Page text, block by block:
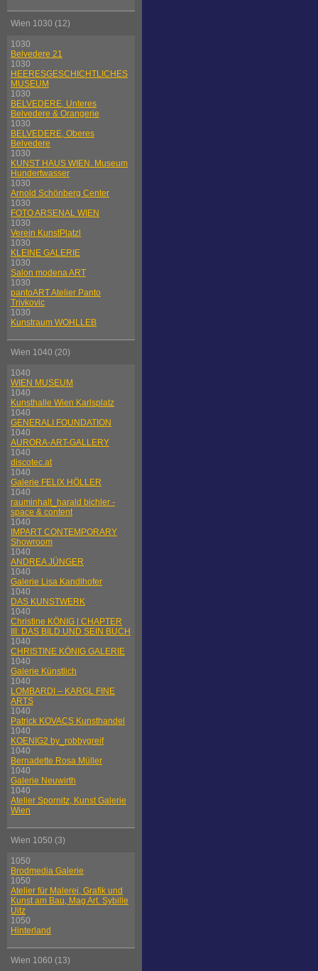
Wien 1030 (12)
1030
Belvedere 21
1030
HEERESGESCHICHTLICHES
MUSEUM
1030
BELVEDERE, Unteres
Belvedere & Orangerie
1030
BELVEDERE, Oberes
Belvedere
1030
KUNST HAUS WIEN. Museum
Hundertwasser
1030
Arnold Schönberg Center
1030
FOTO ARSENAL WIEN
1030
Verein KunstPlatzl
1030
KLEINE GALERIE
1030
Salon modena ART
1030
pantoART Atelier Panto
Trivkovic
1030
Kunstraum WOHLLEB
Wien 1040 (20)
1040
WIEN MUSEUM
1040
Kunsthalle Wien Karlsplatz
1040
GENERALI FOUNDATION
1040
AURORA-ART-GALLERY
1040
discotec.at
1040
Galerie FELIX HÖLLER
1040
rauminhalt_harald bichler -
space & content
1040
IMPART CONTEMPORARY
Showroom
1040
ANDREA JÜNGER
1040
Galerie Lisa Kandlhofer
1040
DAS KUNSTWERK
1040
Christine KÖNIG | CHAPTER
III: DAS BILD UND SEIN BUCH
1040
CHRISTINE KÖNIG GALERIE
1040
Galerie Künstlich
1040
LOMBARDI – KARGL FINE
ARTS
1040
Patrick KOVACS Kunsthandel
1040
KOENIG2 by_robbygreif
1040
Bernadette Rosa Müller
1040
Galerie Neuwirth
1040
Atelier Spornitz, Kunst Galerie
Wien
Wien 1050 (3)
1050
Brodmedia Galerie
1050
Atelier für Malerei, Grafik und
Kunst am Bau, Mag Art. Sybille
Uitz
1050
Hinterland
Wien 1060 (13)